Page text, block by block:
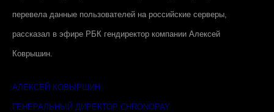
перевела данные пользователей на российские серверы,
рассказал в эфире РБК гендиректор компании Алексей
Коврышин.
АЛЕКСЕЙ КОВЫРШИН
ГЕНЕРАЛЬНЫЙ ДИРЕКТОР CHRONOPAY